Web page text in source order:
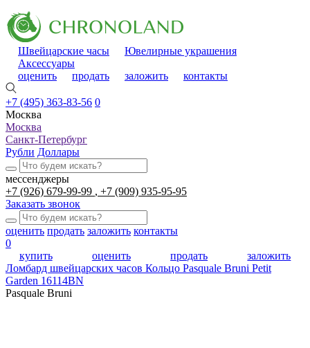
Швейцарские часы
Ювелирные украшения
Аксессуары
оценить
продать заложить контакты
+7 (495) 363-83-56 0
Москва
Москва
Санкт-Петербург
Рубли Доллары
мессенджеры
+7 (926) 679-99-99
+7 (909) 935-95-95
Заказать звонок
оценить продать заложить контакты
0
купить
оценить продать
заложить
Ломбард швейцарских часов Кольцо Pasquale Bruni Petit
Garden 16114BN
Pasquale Bruni